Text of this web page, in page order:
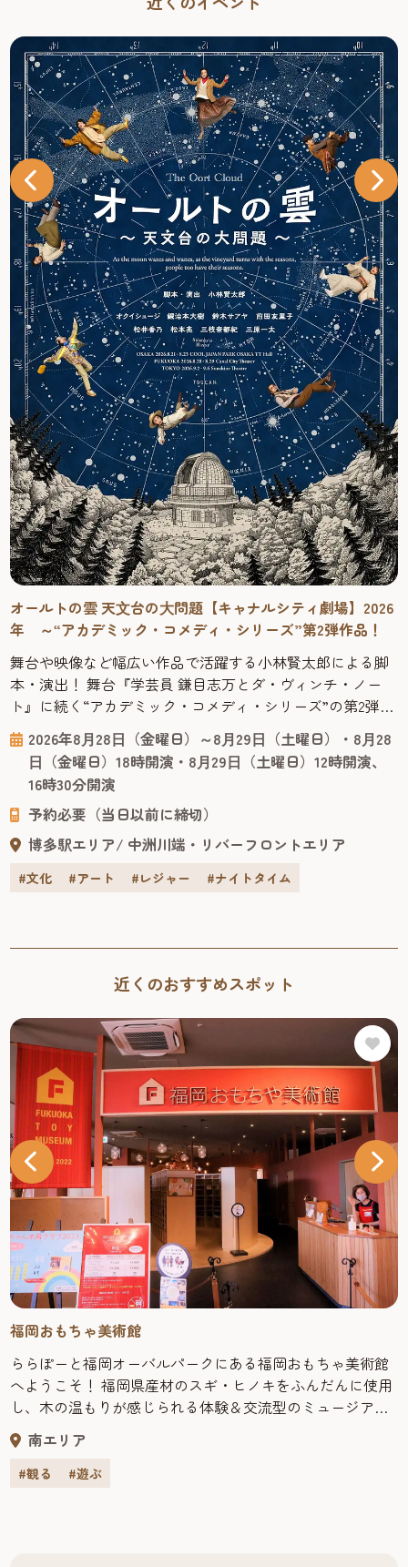
オールトの雲 天⽂台の⼤問題【キャナルシティ劇場】2026
年 ～“アカデミック・コメディ・シリーズ”第2弾作品！
舞台や映像など幅広い作品で活躍する小林賢太郎による脚
本・演出！ 舞台『学芸員 鎌目志万とダ・ヴィンチ・ノー
ト』に続く“アカデミック・コメディ・シリーズ”の第2弾作
品！ 2025年1月に上演されご好評をいただいた舞台『学芸員
鎌目志万とダ・ヴィンチ・ノート』に続く“アカデミック・
コメディ・シリーズ”の第2弾作品。脚本・演出は前作同
様、舞台や映像など幅広い作品で活躍する小林賢太郎が務
めます。 出...
2026年8⽉28⽇（金曜日）～8⽉29⽇（土曜日）・8⽉28
⽇（金曜日）18時開演・8⽉29⽇（土曜日）12時開演、
16時30分開演
予約必要（当日以前に締切）
博多駅エリア
中洲川端・リバーフロントエリア
#文化 #アート #レジャー #ナイトタイム
近くのおすすめスポット
福岡おもちゃ美術館
ららぽーと福岡オーバルパークにある福岡おもちゃ美術館
へようこそ！ 福岡県産材のスギ・ヒノキをふんだんに使用
し、木の温もりが感じられる体験＆交流型のミュージアム
です。約8,000点もの日本や世界のおもちゃが展示されてお
り、手に取って自由に遊ぶことができます。 お子さまが木
の素材に触れて感じる、成長できる「木育」を大切にした
南エリア
#観る #遊ぶ